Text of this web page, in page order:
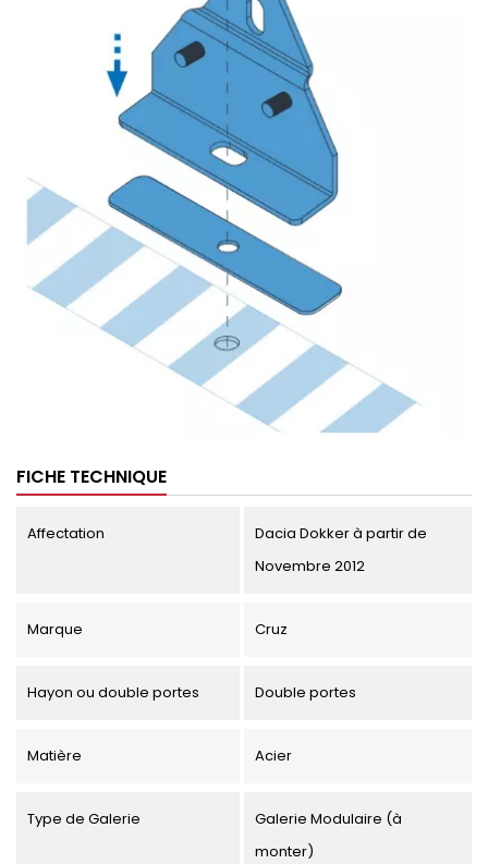
FICHE TECHNIQUE
Affectation
Dacia Dokker à partir de
Novembre 2012
Marque Cruz
Hayon ou double portes Double portes
Matière Acier
Type de Galerie
Galerie Modulaire (à
monter)